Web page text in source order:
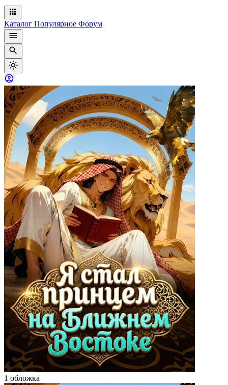
Каталог Популярное Форум
1 обложка